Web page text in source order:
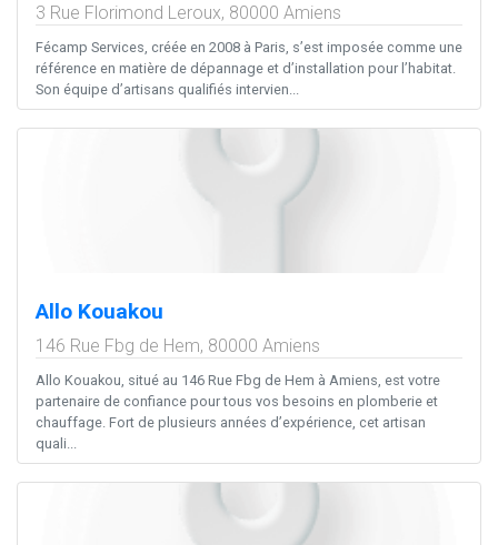
3 Rue Florimond Leroux, 80000 Amiens
Fécamp Services, créée en 2008 à Paris, s’est imposée comme une
référence en matière de dépannage et d’installation pour l’habitat.
Son équipe d’artisans qualifiés intervien...
Allo Kouakou
146 Rue Fbg de Hem, 80000 Amiens
Allo Kouakou, situé au 146 Rue Fbg de Hem à Amiens, est votre
partenaire de confiance pour tous vos besoins en plomberie et
chauffage. Fort de plusieurs années d’expérience, cet artisan
quali...